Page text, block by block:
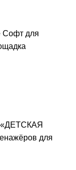
Софт для
«ДЕТСКАЯ
для